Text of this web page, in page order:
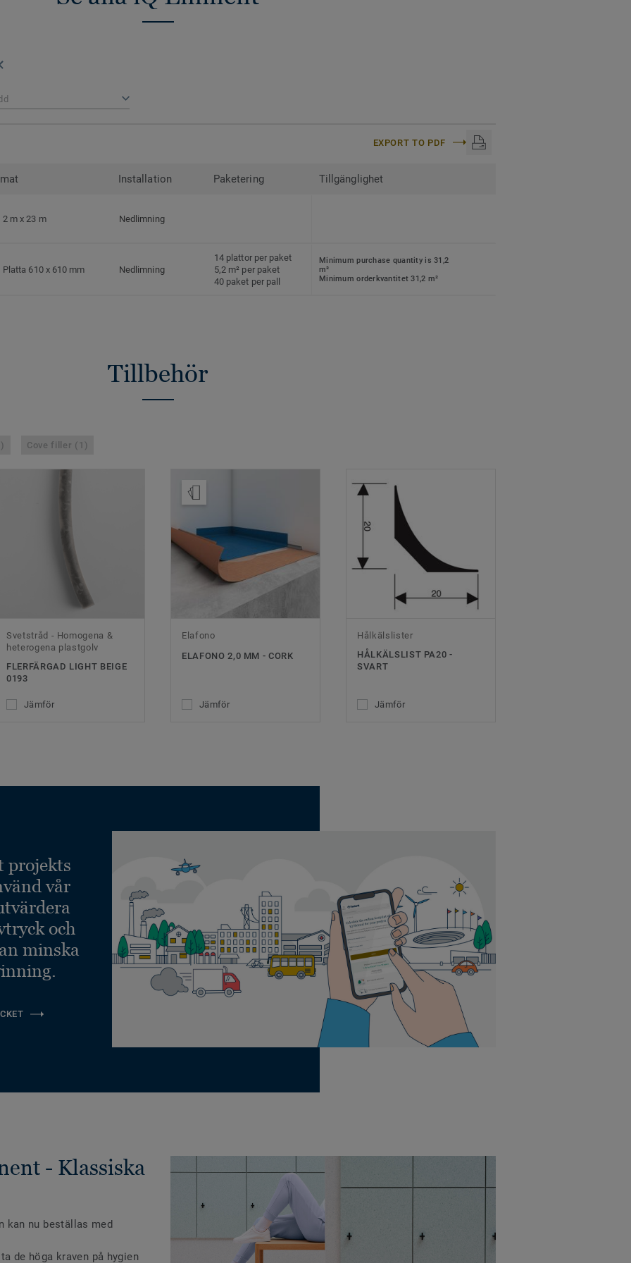
EXPORT TO PDF
Installation Paketering Tillgänglighet
2 m x 23 m Nedlimning
Platta 610 x 610 mm Nedlimning
14 plattor per paket
5,2 m² per paket
40 paket per pall
Minimum purchase quantity is 31,2
m²
Minimum orderkvantitet 31,2 m²
Tillbehör
Cove filler (1)
Svetstråd - Homogena &
heterogena plastgolv
FLERFÄRGAD LIGHT BEIGE
0193
Jämför
Elafono
ELAFONO 2,0 MM - CORK
Jämför
Hålkälslister
HÅLKÄLSLIST PA20 -
SVART
Jämför
projekts
vår
och
minska
- Klassiska
kan nu beställas med
de höga kraven på hygien